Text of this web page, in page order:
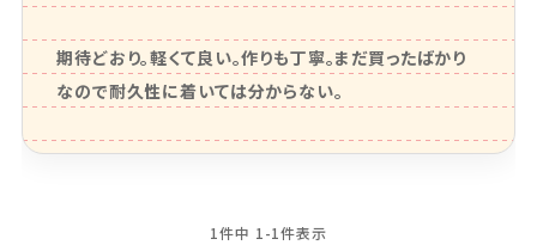
期待どおり。軽くて良い。作りも丁寧。まだ買ったばかり
なので耐久性に着いては分からない。
1件中 1-1件表示